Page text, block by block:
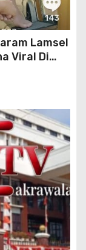
Lamsel
Viral Di
Kepala